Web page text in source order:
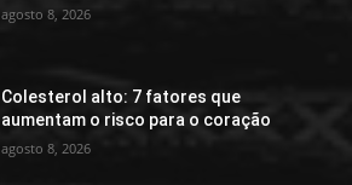
agosto 8, 2026
Colesterol alto: 7 fatores que
aumentam o risco para o coração
agosto 8, 2026